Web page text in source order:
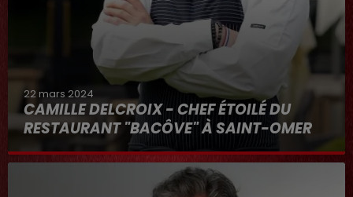
22 mars 2024
CAMILLE DELCROIX - CHEF ÉTOILÉ DU
RESTAURANT "BACÔVE" À SAINT-OMER
Au micro d'Hervé dans "RDL ET VOUS"